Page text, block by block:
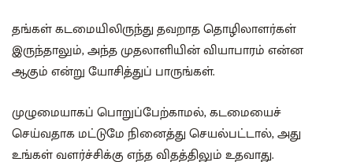
தங்கள் கடமையிலிருந்து தவறாத தொழிலாளர்கள்
இருந்தாலும், அந்த முதலாளியின் வியாபாரம் என்ன
ஆகும் என்று யோசித்துப் பாருங்கள்.
முழுமையாகப் பொறுப்பேற்காமல், கடமையைச்
செய்வதாக மட்டுமே நினைத்து செயல்பட்டால், அது
உங்கள் வளர்ச்சிக்கு எந்த விதத்திலும் உதவாது.